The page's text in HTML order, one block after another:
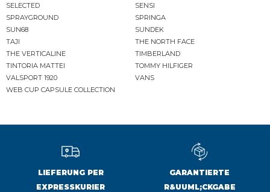
SELECTED
SENSI
SPRAYGROUND
SPRINGA
SUN68
SUNDEK
TAJI
THE NORTH FACE
THE VERTICALINE
TIMBERLAND
TINTORIA MATTEI
TOMMY HILFIGER
VALSPORT 1920
VANS
WEB CUP CAPSULE COLLECTION
LIEFERUNG PER
EXPRESSKURIER
GARANTIERTE
R&UUML;CKGABE